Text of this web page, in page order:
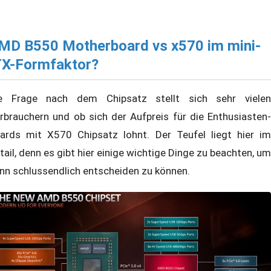
B550 Motherboard vs x570 im mini-
Formfaktor?
Frage nach dem Chipsatz stellt sich sehr vielen
und ob sich der Aufpreis für die Enthusiasten-
mit X570 Chipsatz lohnt. Der Teufel liegt hier im
denn es gibt hier einige wichtige Dinge zu beachten, um
schlussendlich entscheiden zu können.